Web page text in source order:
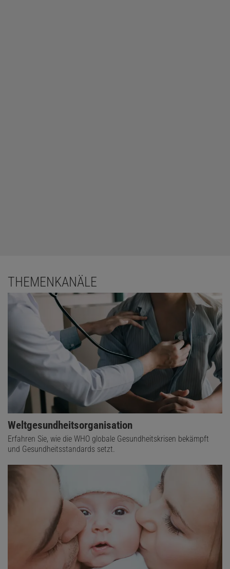
THEMENKANÄLE
Weltgesundheitsorganisation
Erfahren Sie, wie die WHO globale Gesundheitskrisen bekämpft
und Gesundheitsstandards setzt.